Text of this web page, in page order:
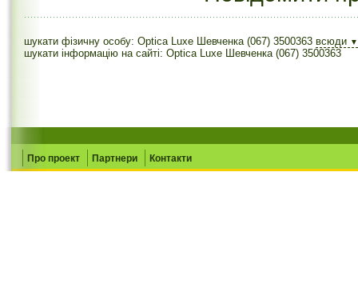
шукати фізичну особу: Optica Luxe Шевченка (067) 3500363 всюди ▼
шукати інформацію на сайті: Optica Luxe Шевченка (067) 3500363
Про проект Партнери Контакти